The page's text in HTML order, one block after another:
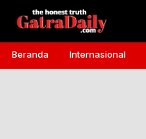
Gatra Daily
the honest truth
Beranda Internasional